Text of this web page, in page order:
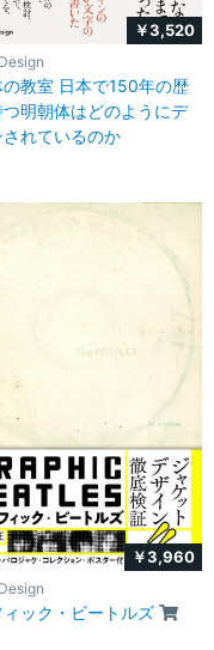
￥3,520
の教室 日本で150年の歴
つ明朝体はどのようにデ
れているのか
￥3,960
ィック・ビートルズ